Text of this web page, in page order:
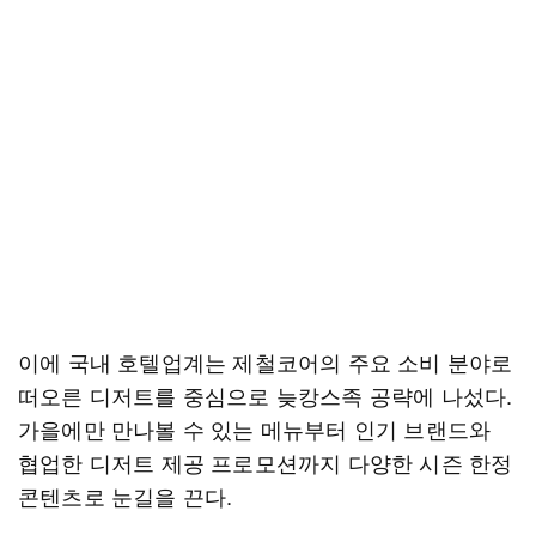
이에 국내 호텔업계는 제철코어의 주요 소비 분야로
떠오른 디저트를 중심으로 늦캉스족 공략에 나섰다.
가을에만 만나볼 수 있는 메뉴부터 인기 브랜드와
협업한 디저트 제공 프로모션까지 다양한 시즌 한정
콘텐츠로 눈길을 끈다.